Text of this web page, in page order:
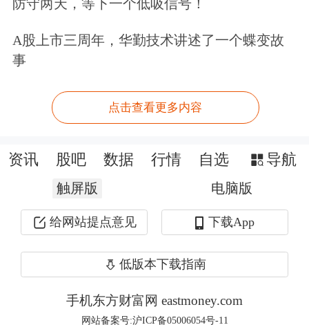
日报》CEO理事会峰会上，当被问及如
果最终出任美联储主席，是否会推动特
朗普所期待的“大幅降息”时，哈西特表
示：“如果数据表明我们能这么做，那
的空间这么做。”
当被问到那是否意味着降息幅度超过25
个基点时，哈西特回答：“是的。”
被问及如果特朗普要求他降息，而他认
为降息并不合适，他会怎么做时，哈西
防守两天，等下一个低吸信号！
A股上市三周年，华勤技术讲述了一个蝶变故
事
点击查看更多内容
资讯 股吧 数据 行情 自选 导航
触屏版 电脑版
给网站提点意见 下载App
低版本下载指南
手机东方财富网 eastmoney.com
网站备案号:沪ICP备05006054号-11